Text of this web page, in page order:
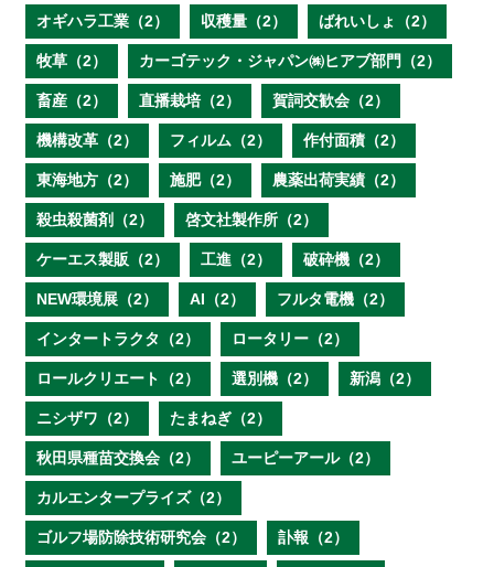
オギハラ工業（2） 収穫量（2） ばれいしょ（2）
牧草（2） カーゴテック・ジャパン㈱ヒアブ部門（2）
畜産（2） 直播栽培（2） 賀詞交歓会（2）
機構改革（2） フィルム（2） 作付面積（2）
東海地方（2） 施肥（2） 農薬出荷実績（2）
殺虫殺菌剤（2） 啓文社製作所（2）
ケーエス製販（2） 工進（2） 破砕機（2）
NEW環境展（2） AI（2） フルタ電機（2）
インタートラクタ（2） ロータリー（2）
ロールクリエート（2） 選別機（2） 新潟（2）
ニシザワ（2） たまねぎ（2）
秋田県種苗交換会（2） ユーピーアール（2）
カルエンタープライズ（2）
ゴルフ場防除技術研究会（2） 訃報（2）